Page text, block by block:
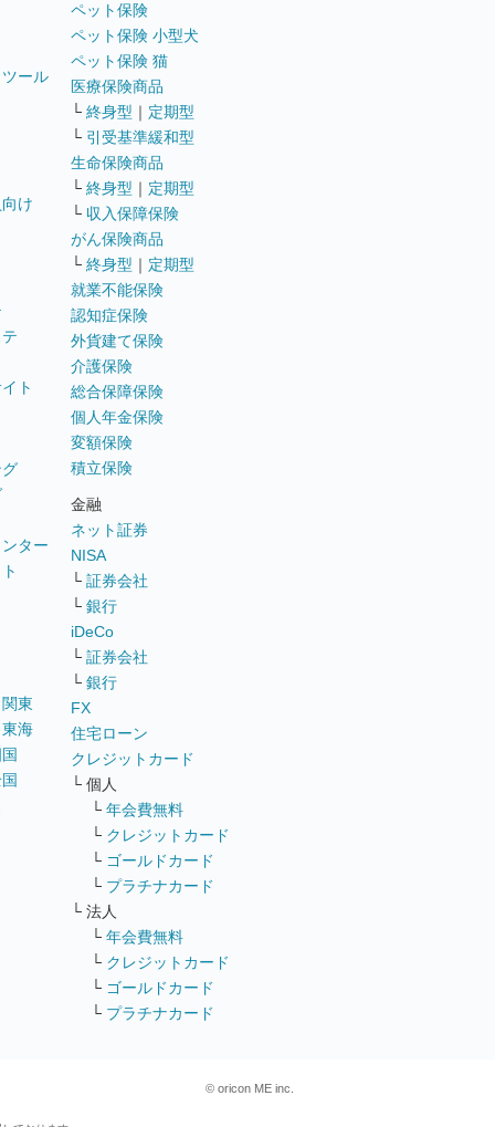
ール
け
ト
ター
関東
東海
ペット保険
ペット保険 小型犬
ペット保険 猫
医療保険商品
└ 終身型 ｜ 定期型
└ 引受基準緩和型
生命保険商品
└ 終身型 ｜ 定期型
└ 収入保障保険
がん保険商品
└ 終身型 ｜ 定期型
就業不能保険
認知症保険
外貨建て保険
介護保険
総合保障保険
個人年金保険
変額保険
積立保険
金融
ネット証券
NISA
└ 証券会社
└ 銀行
iDeCo
└ 証券会社
└ 銀行
FX
住宅ローン
クレジットカード
└ 個人
└ 年会費無料
└ クレジットカード
└ ゴールドカード
└ プラチナカード
└ 法人
└ 年会費無料
└ クレジットカード
└ ゴールドカード
└ プラチナカード
© oricon ME inc.